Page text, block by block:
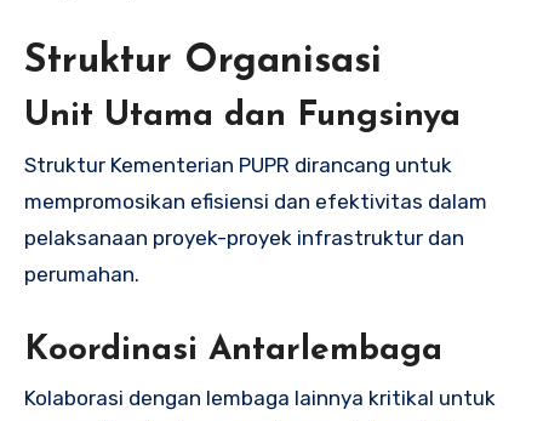
Struktur Organisasi
Unit Utama dan Fungsinya
Struktur Kementerian PUPR dirancang untuk
mempromosikan efisiensi dan efektivitas dalam
pelaksanaan proyek-proyek infrastruktur dan
perumahan.
Koordinasi Antarlembaga
Kolaborasi dengan lembaga lainnya kritikal untuk